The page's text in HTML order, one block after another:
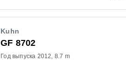
Kuhn
GF 8702
Год выпуска 2012 8.7 m